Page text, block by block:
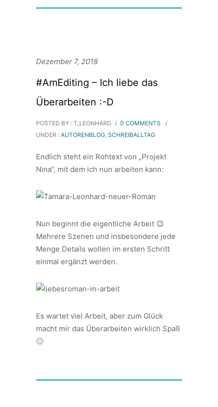
Dezember 7, 2018
#AmEditing – Ich liebe das
Überarbeiten :-D
POSTED BY : T_LEONHARD / 0 COMMENTS
/
UNDER : AUTORENBLOG, SCHREIBALLTAG
Endlich steht ein Rohtext von „Projekt
Nina“, mit dem ich nun arbeiten kann:
Nun beginnt die eigentliche Arbeit 😉
Mehrere Szenen und insbesondere jede
Menge Details wollen im ersten Schritt
einmal ergänzt werden.
Es wartet viel Arbeit, aber zum Glück
macht mir das Überarbeiten wirklich Spaß
🙂